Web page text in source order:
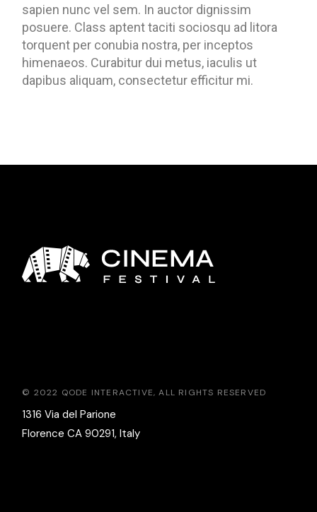
sapien nunc vel sem. In auctor dignissim
posuere. Class aptent taciti sociosqu ad litora
torquent per conubia nostra, per inceptos
himenaeos. Curabitur dui metus, iaculis ut
dapibus aliquam, consectetur efficitur mi.
© 2022 QODE INTERACTIVE, ALL RIGHTS RESERVED
1316 Via del Parione
Florence CA 90291, Italy